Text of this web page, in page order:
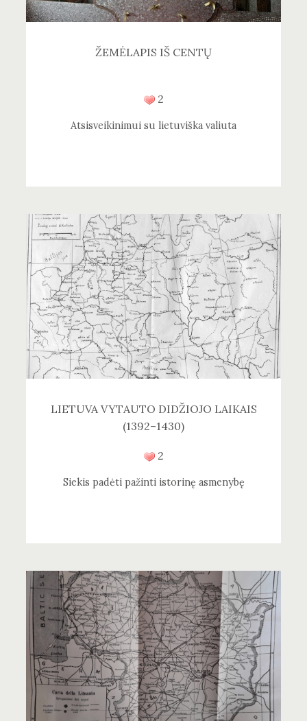
ŽEMĖLAPIS IŠ CENTŲ
2
Atsisveikinimui su lietuviška valiuta
LIETUVA VYTAUTO DIDŽIOJO LAIKAIS
(1392–1430)
2
Siekis padėti pažinti istorinę asmenybę